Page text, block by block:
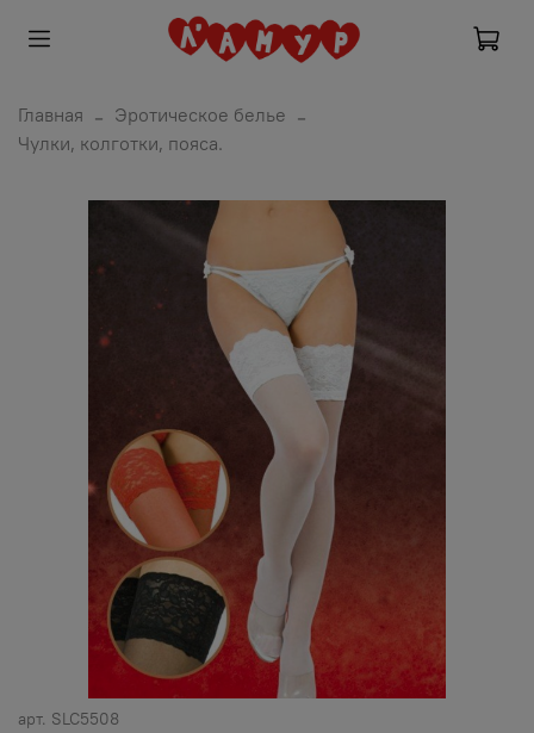
Главная
Эротическое белье
Чулки, колготки, пояса.
арт. SLC5508